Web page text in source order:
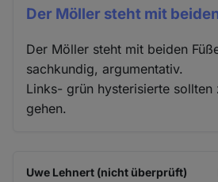
Der Möller steht mit
Der Möller steht mit beiden
sachkundig, argumentativ.
Links- grün hysterisierte
gehen.
Uwe Lehnert (nicht überprüft)